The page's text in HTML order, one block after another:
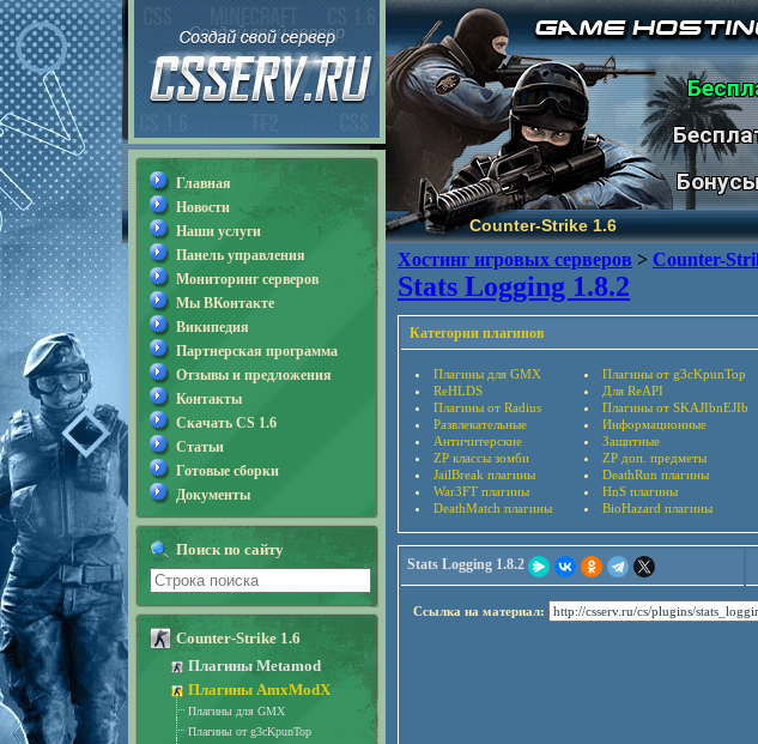
Counter-Strike 1.6
Хостинг игровых серверов > Counter-
Stats Logging 1.8.2
Категории плагинов
Плагины для GMX Плагины от g3cKpunTop
ReHLDS
Для ReAPI
Плагины от Radius
Плагины от SKAJIbnEJIb
Развлекательные
Информационные
Античитерские
Защитные
ZP классы зомби
ZP доп. предметы
JailBreak плагины
DeathRun плагины
War3FT плагины
HnS плагины
DeathMatch плагины
BioHazard плагины
Stats Logging 1.8.2
Ссылка на материал:
Главная
Новости
Наши услуги
Панель управления
Мониторинг серверов
Мы ВКонтакте
Википедия
Партнерская программа
Отзывы и предложения
Контакты
Скачать CS 1.6
Статьи
Готовые сборки
Документы
Поиск по сайту
Counter-Strike 1.6
Плагины Metamod
Плагины AmxModX
Плагины для GMX
Плагины от g3cKpunTop